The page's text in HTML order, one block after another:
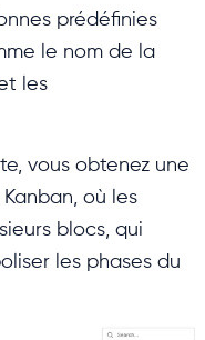
prédéfinies
le nom de la
les
vous obtenez une
où les
blocs, qui
les phases du